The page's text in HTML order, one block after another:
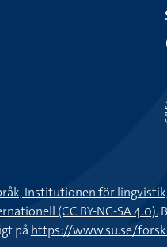
Institutionen för
(CC BY-NC-SA 4.0).
på https://www.su.se/